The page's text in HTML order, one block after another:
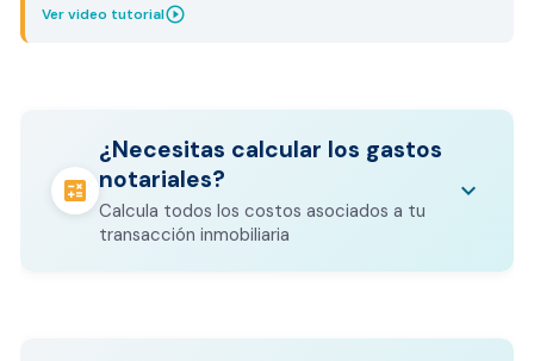
Ver video tutorialplay_circle_outline
calculate
¿Necesitas calcular los gastos
notariales?
Calcula todos los costos asociados a tu
transacción inmobiliaria
keyboard_arrow_down
Los gastos notariales incluyen